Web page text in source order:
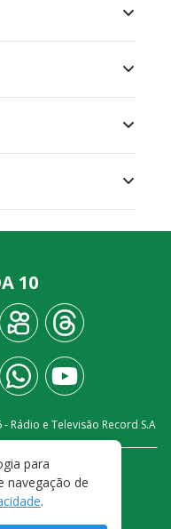
10
- Rádio e Televisão Record S.A
PRIVACIDADE
DE USO
para
navegação de
.